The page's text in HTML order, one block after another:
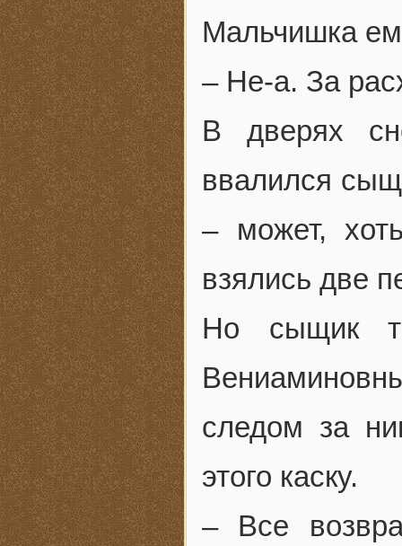
Мальчишка
– Не-а. За
В дверях
ввалился
– может,
взялись две
Но сыщик
следом за
этого каску.
– Все